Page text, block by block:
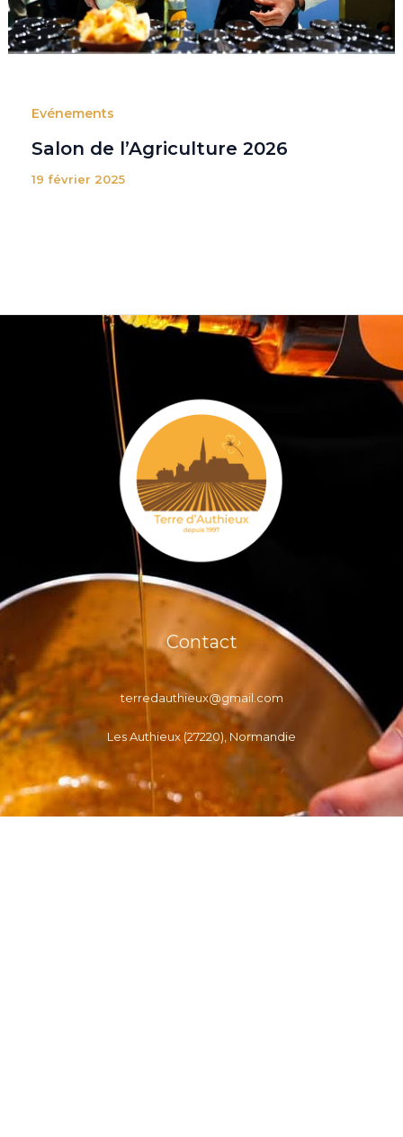
Evénements
Salon de l’Agriculture 2026
19 février 2025
Contact
terredauthieux@gmail.com
Les Authieux (27220), Normandie